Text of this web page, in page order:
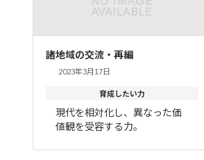
諸地域の交流・再編
2023年3月17日
育成したい力
現代を相対化し、異なった価
値観を受容する力。